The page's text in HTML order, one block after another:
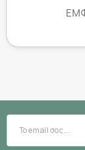
Ιδανικό